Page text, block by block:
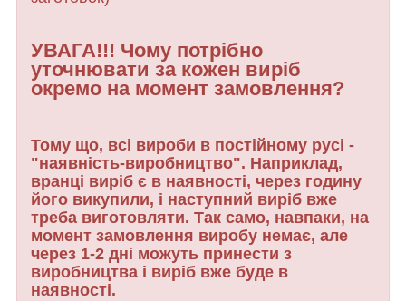
УВАГА!!! Чому потрібно
уточнювати за кожен виріб
окремо на момент замовлення?
Тому що, всі вироби в постійному русі -
"наявність-виробництво". Наприклад,
вранці виріб є в наявності, через годину
його викупили, і наступний виріб вже
треба виготовляти. Так само, навпаки, на
момент замовлення виробу немає, але
через 1-2 дні можуть принести з
виробництва і виріб вже буде в
наявності.